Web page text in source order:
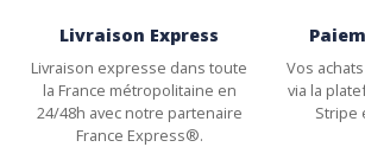
Livraison Express
Livraison expresse dans toute
la France métropolitaine en
24/48h avec notre partenaire
France Express®.
Vos
via la
Stripe